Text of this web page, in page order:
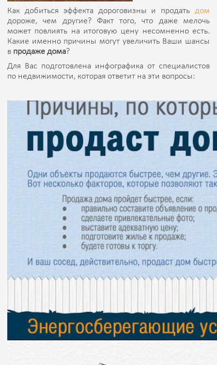
Как добиться эффекта дороговизны и продать дом
дороже, чем другие? Факт того, что даже мелочь
может повлиять на итоговую цену несомненно есть.
Какие именно причины могут увеличить Ваши шансы
в продаже дома?
Для Вас подготовлена инфографика от специалистов
по недвижимости, которая ответит на эти вопросы: